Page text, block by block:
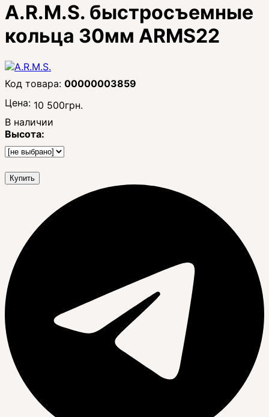
A.R.M.S. быстросъемные
кольца 30мм ARMS22
00000003859
Цена: 10 500грн.
В наличии
Высота:
Купить